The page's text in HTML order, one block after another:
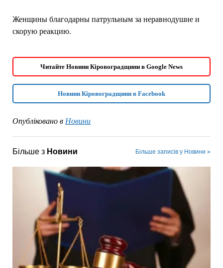
Женщины благодарны патрульным за неравнодушие и
скорую реакцию.
Читайте Новини Кіровоградщини в Google News
Новини Кіровоградщини в Facebook
Опубліковано в Новини
Більше з Новини Більше записів у Новини »